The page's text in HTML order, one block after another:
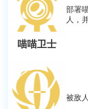
喵喵卫士
部署
人，
被敌